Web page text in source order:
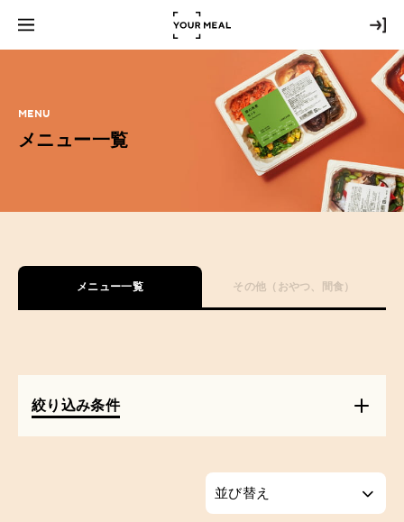
MENU
メニュー一覧
メニュー一覧 その他（おやつ、間食）
絞り込み条件